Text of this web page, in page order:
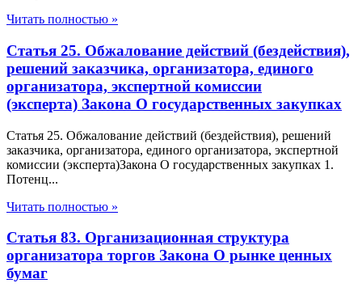
Читать полностью »
Статья 25. Обжалование действий (бездействия),
решений заказчика, организатора, единого
организатора, экспертной комиссии
(эксперта) Закона О государственных закупках
Статья 25. Обжалование действий (бездействия), решений
заказчика, организатора, единого организатора, экспертной
комиссии (эксперта)Закона О государственных закупках 1.
Потенц...
Читать полностью »
Статья 83. Организационная структура
организатора торгов Закона О рынке ценных
бумаг